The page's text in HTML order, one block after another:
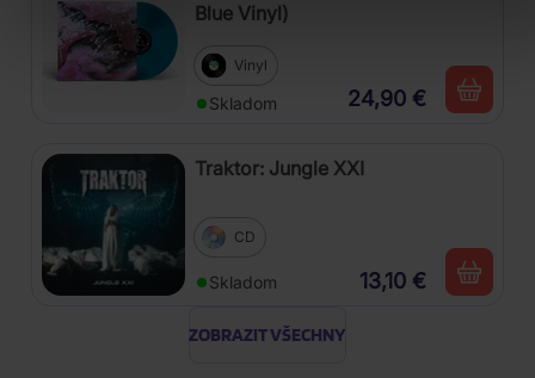
Blue Vinyl)
Vinyl
Skladom 24,90 €
Traktor: Jungle XXI
CD
Skladom 13,10 €
ZOBRAZIT VŠECHNY